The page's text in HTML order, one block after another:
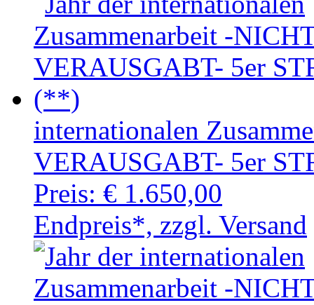
internationalen
VERAUSGABT- 5er
Preis: € 1.650,00
Endpreis*, zzgl. Versand